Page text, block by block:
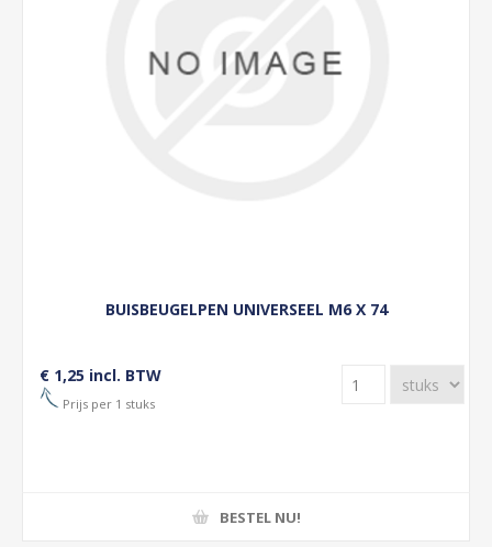
BUISBEUGELPEN UNIVERSEEL M6 X 74
€ 1,25 incl. BTW
Prijs per 1 stuks
BESTEL NU!